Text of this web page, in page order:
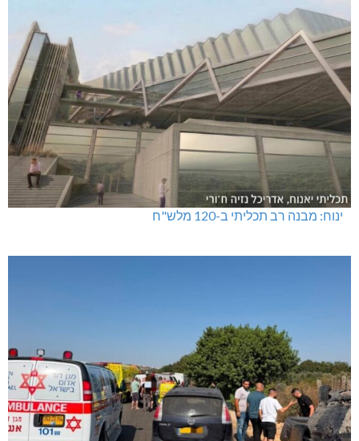
ינוח: מבנה רב תכליתי ב-120 מלש"ח